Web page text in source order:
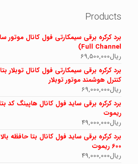
Products
Full Channel)
ریال69,500,000
کنترل هوشمند موتور توبلار
ریال69,000,000
ریموت
ریال49,000,000
برد کرکره برقی ساید فول کانال بتا حافظه
600 ریموت
ریال49,000,000